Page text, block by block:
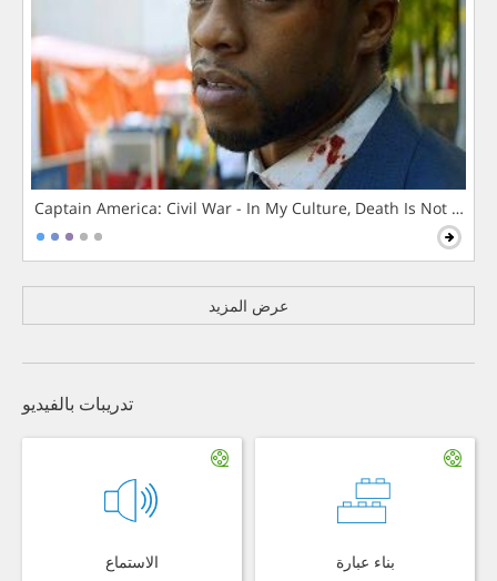
Captain America: Civil War - In My Culture, Death Is Not The
عرض المزيد
تدريبات بالفيديو
الاستماع بناء عبارة